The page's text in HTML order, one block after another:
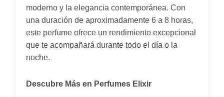
moderno y la elegancia contemporánea. Con
una duración de aproximadamente 6 a 8 horas,
este perfume ofrece un rendimiento excepcional
que te acompañará durante todo el día o la
noche.
Descubre Más en Perfumes Elixir